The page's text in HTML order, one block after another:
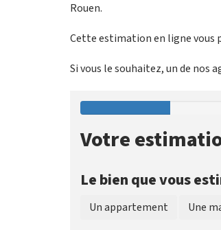
Rouen.
Cette estimation en ligne vous
Si vous le souhaitez, un de
Votre
Le bien que vous
Un appartement Une